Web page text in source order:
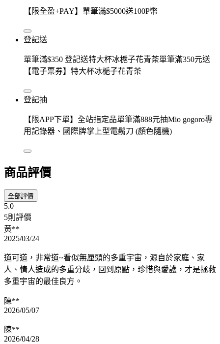
【限全盈+PAY】單筆滿$5000送100P幣
登記送
單筆滿$350 登記送特大杯冰梔子花青茶單筆滿350元送
【電子票券】特大杯冰梔子花青茶
登記抽
【限APP下單】全站指定品單筆滿888元抽Mio gogoro專
用記錄器、國際牌掌上型電鬍刀 (顏色隨機)
商品評價
全部評價
5.0
5則評價
黃**
2025/03/24
道可道，非常道~看似無厘頭的多重宇宙，源自於家庭、家
人、情人造成的多重分歧，回到原點，珍惜與愛護，才是拯救
多重宇宙的最佳良方。
陳**
2026/05/07
陳**
2026/04/28